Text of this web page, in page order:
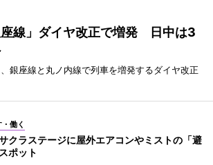
線」ダイヤ改正で増発 日中は3
銀座線と丸ノ内線で列車を増発するダイヤ改正
働く
クラステージに屋外エアコンやミストの「避
ポット